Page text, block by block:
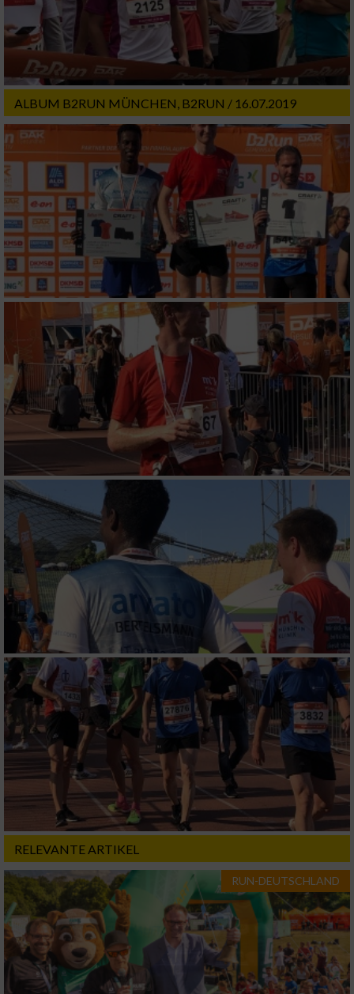
ALBUM B2RUN MÜNCHEN, B2RUN / 16.07.2019
RELEVANTE ARTIKEL
RUN-DEUTSCHLAND
Werbung